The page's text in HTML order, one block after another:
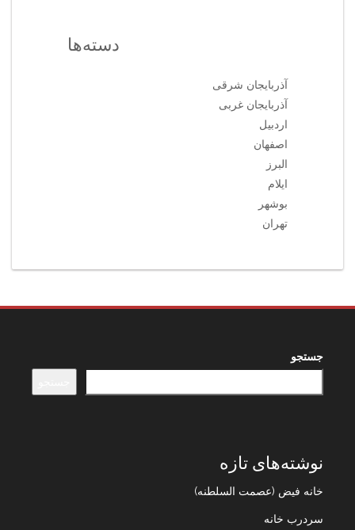
دسته‌ها
آذربایجان شرقی
آذربایجان غربی
اردبیل
اصفهان
البرز
ایلام
بوشهر
تهران
جستجو
نوشته‌های تازه
خانه فیض (عصمت السلطنه)
سردرب خانه